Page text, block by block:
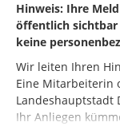
Hinweis: Ihre
öffentlich sichtbar
keine
Wir leiten Ihren
Eine Mitarbeiterin
Landeshauptstadt
Ihr Anliegen